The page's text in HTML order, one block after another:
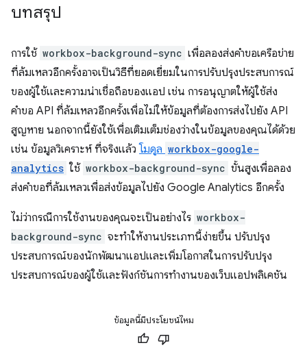
บทสรุป
การใช้ workbox-background-sync เพื่อลองส่งคำขอเครือข่าย
ที่ล้มเหลวอีกครั้งอาจเป็นวิธีที่ยอดเยี่ยมในการปรับปรุงประสบการณ์
ของผู้ใช้และความน่าเชื่อถือของแอป เช่น การอนุญาตให้ผู้ใช้ส่ง
คำขอ API ที่ล้มเหลวอีกครั้งเพื่อไม่ให้ข้อมูลที่ต้องการส่งไปยัง API
สูญหาย นอกจากนี้ยังใช้เพื่อเติมเต็มช่องว่างในข้อมูลของคุณได้ด้วย
เช่น ข้อมูลวิเคราะห์ ที่จริงแล้ว โมดูล workbox-google-
analytics ใช้ workbox-background-sync ขั้นสูงเพื่อลอง
ส่งคำขอที่ล้มเหลวเพื่อส่งข้อมูลไปยัง Google Analytics อีกครั้ง
ไม่ว่ากรณีการใช้งานของคุณจะเป็นอย่างไร workbox-
background-sync จะทำให้งานประเภทนี้ง่ายขึ้น ปรับปรุง
ประสบการณ์ของนักพัฒนาแอปและเพิ่มโอกาสในการปรับปรุง
ประสบการณ์ของผู้ใช้และฟังก์ชันการทำงานของเว็บแอปพลิเคชัน
ข้อมูลนี้มีประโยชน์ไหม